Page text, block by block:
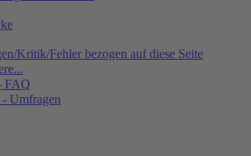
Kritik/Fehler bezogen auf diese Seite
FAQ
Umfragen